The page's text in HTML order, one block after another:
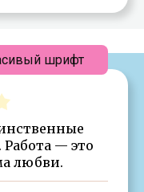
— это
любви.
шрифт